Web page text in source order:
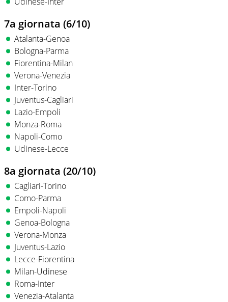
7a giornata (6/10)
Atalanta-Genoa
Bologna-Parma
Fiorentina-Milan
Verona-Venezia
Inter-Torino
Juventus-Cagliari
Lazio-Empoli
Monza-Roma
Napoli-Como
Udinese-Lecce
8a giornata (20/10)
Cagliari-Torino
Como-Parma
Empoli-Napoli
Genoa-Bologna
Verona-Monza
Juventus-Lazio
Lecce-Fiorentina
Milan-Udinese
Roma-Inter
Venezia-Atalanta